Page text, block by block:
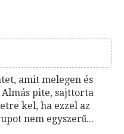
amit melegen és
pite, sajttorta
kel, ha ezzel az
nem egyszerű...